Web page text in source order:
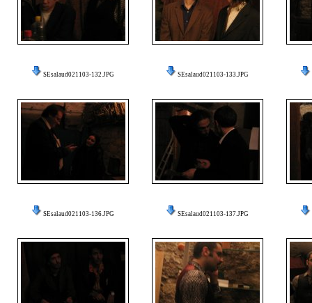
SEsalaud021103-132.JPG SEsalaud021103-133.JPG
SEsalaud021103-136.JPG SEsalaud021103-137.JPG